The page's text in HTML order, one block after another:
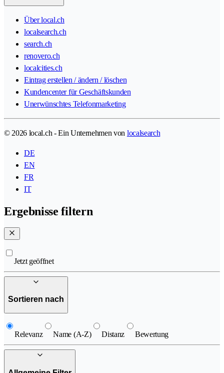
Über local.ch
localsearch.ch
search.ch
renovero.ch
localcities.ch
Eintrag erstellen / ändern / löschen
Kundencenter für Geschäftskunden
Unerwünschtes Telefonmarketing
© 2026 local.ch - Ein Unternehmen von localsearch
DE
EN
FR
IT
Ergebnisse filtern
Jetzt geöffnet
Sortieren nach
Relevanz Name (A-Z) Distanz Bewertung